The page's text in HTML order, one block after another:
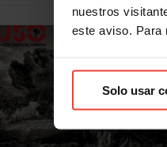
nuestros
este aviso. Para
Solo usar